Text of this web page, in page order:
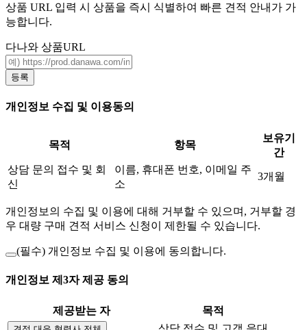
상품 URL 입력 시 상품을 즉시 식별하여 빠른 견적 안내가 가
능합니다.
다나와 상품URL
등록
개인정보 수집 및 이용동의
목적 항목
보유기
간
상담 문의 접수 및 회
신
이름, 휴대폰 번호, 이메일 주
소
3개월
개인정보의 수집 및 이용에 대해 거부할 수 있으며, 거부할 경
우 대량 구매 견적 서비스 신청이 제한될 수 있습니다.
(필수) 개인정보 수집 및 이용에 동의합니다.
개인정보 제3자 제공 동의
제공받는 자 목적